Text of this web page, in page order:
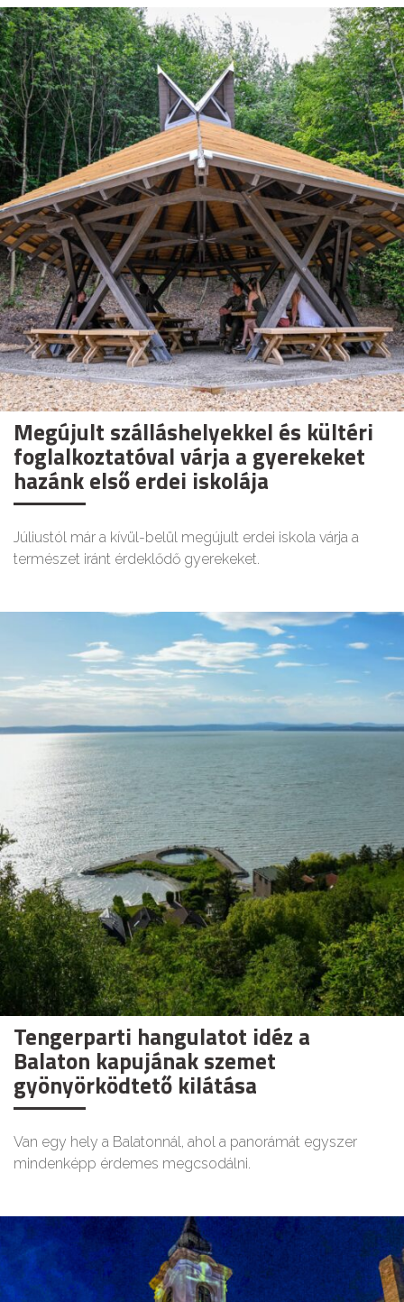
Megújult szálláshelyekkel és kültéri
foglalkoztatóval várja a gyerekeket
hazánk első erdei iskolája
Júliustól már a kívül-belül megújult erdei iskola várja a
természet iránt érdeklődő gyerekeket.
Tengerparti hangulatot idéz a
Balaton kapujának szemet
gyönyörködtető kilátása
Van egy hely a Balatonnál, ahol a panorámát egyszer
mindenképp érdemes megcsodálni.